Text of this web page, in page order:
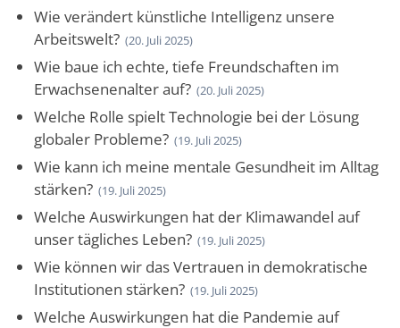
Wie verändert künstliche Intelligenz unsere
Arbeitswelt? (20. Juli 2025)
Wie baue ich echte, tiefe Freundschaften im
Erwachsenenalter auf? (20. Juli 2025)
Welche Rolle spielt Technologie bei der Lösung
globaler Probleme? (19. Juli 2025)
Wie kann ich meine mentale Gesundheit im Alltag
stärken? (19. Juli 2025)
Welche Auswirkungen hat der Klimawandel auf
unser tägliches Leben? (19. Juli 2025)
Wie können wir das Vertrauen in demokratische
Institutionen stärken? (19. Juli 2025)
Welche Auswirkungen hat die Pandemie auf